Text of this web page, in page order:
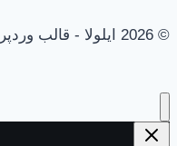
© 2026 ایلولا - قالب وردپرس توسط